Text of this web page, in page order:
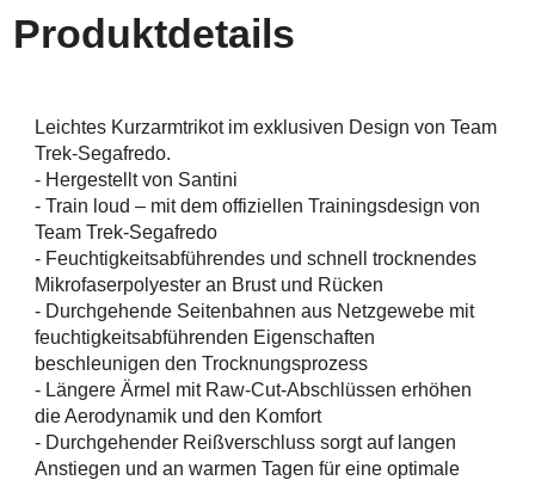
Produktdetails
Leichtes Kurzarmtrikot im exklusiven Design von Team
Trek-Segafredo.
- Hergestellt von Santini
- Train loud – mit dem offiziellen Trainingsdesign von
Team Trek-Segafredo
- Feuchtigkeitsabführendes und schnell trocknendes
Mikrofaserpolyester an Brust und Rücken
- Durchgehende Seitenbahnen aus Netzgewebe mit
feuchtigkeitsabführenden Eigenschaften
beschleunigen den Trocknungsprozess
- Längere Ärmel mit Raw-Cut-Abschlüssen erhöhen
die Aerodynamik und den Komfort
- Durchgehender Reißverschluss sorgt auf langen
Anstiegen und an warmen Tagen für eine optimale